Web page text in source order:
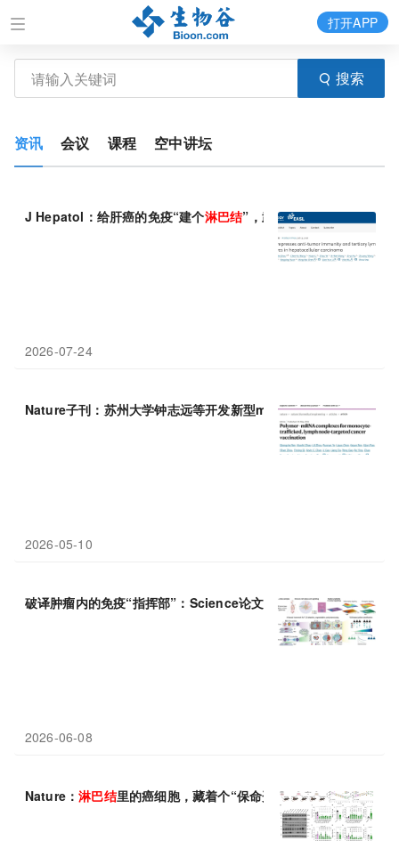
搜索
打开APP
资讯 会议 课程 空中讲坛
J Hepatol：给肝癌的免疫“建个淋巴结”，武汉大学吴旻/李联运/
2026-07-24
Nature子刊：苏州大学钟志远等开发新型mRNA癌症疫苗，精准靶
2026-05-10
破译肿瘤内的免疫“指挥部”：Science论文绘制泛癌种三级淋巴结
2026-06-08
Nature：淋巴结里的癌细胞，藏着个“保命开关”！